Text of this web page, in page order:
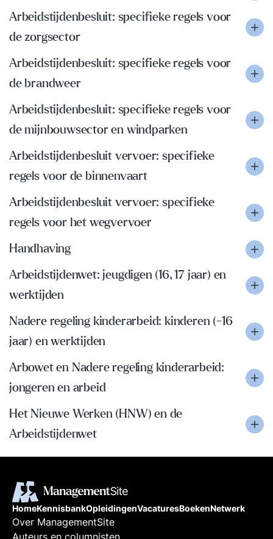
Arbeidstijdenbesluit: specifieke regels voor
de zorgsector
Arbeidstijdenbesluit: specifieke regels voor
de brandweer
Arbeidstijdenbesluit: specifieke regels voor
de mijnbouwsector en windparken
Arbeidstijdenbesluit vervoer: specifieke
regels voor de binnenvaart
Arbeidstijdenbesluit vervoer: specifieke
regels voor het wegvervoer
Handhaving
Arbeidstijdenwet: jeugdigen (16, 17 jaar) en
werktijden
Nadere regeling kinderarbeid: kinderen (-16
jaar) en werktijden
Arbowet en Nadere regeling kinderarbeid:
jongeren en arbeid
Het Nieuwe Werken (HNW) en de
Arbeidstijdenwet
HomeKennisbankOpleidingenVacaturesBoekenNetwerk
Over ManagementSite
Auteurs en columnisten